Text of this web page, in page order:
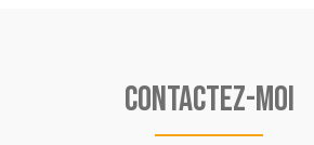
Contactez-moi